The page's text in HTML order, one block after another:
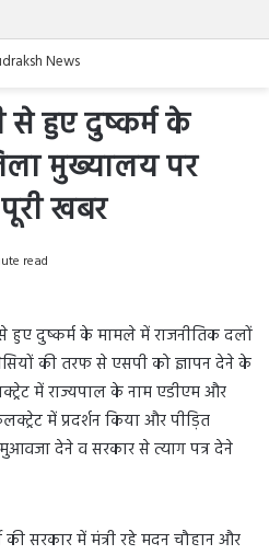
से हुए दुष्कर्म के
मुख्यालय पर
खबर
read
हुए दुष्कर्म के मामले में राजनीतिक दलों
की तरफ से एसपी को ज्ञापन देने के
में राज्यपाल के नाम एडीएम और
में प्रदर्शन किया और पीड़ित
देने व सरकार से त्याग पत्र देने
की सरकार में मंत्री रहे मदन चौहान और